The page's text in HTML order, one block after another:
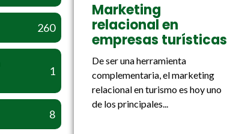
260
1
8
Marketing
relacional en
empresas turísticas
De ser una herramienta
complementaria, el marketing
relacional en turismo es hoy uno
de los principales...